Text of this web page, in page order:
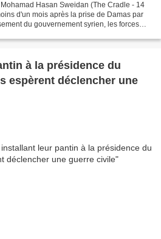
Hasan Sweidan (The Cradle - 14
d'un mois après la prise de Damas par
du gouvernement syrien, les forces
à la présidence du
espèrent déclencher une